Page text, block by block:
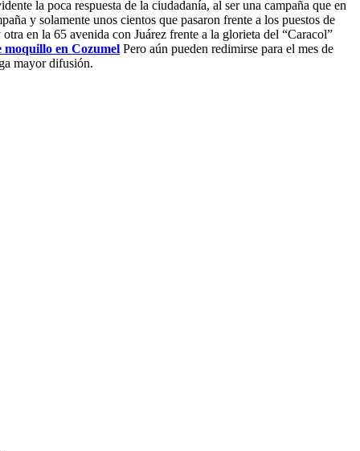
la poca respuesta de la ciudadanía, al ser una campaña que en
y solamente unos cientos que pasaron frente a los puestos de
en la 65 avenida con Juárez frente a la glorieta del “Caracol”
moquillo en Cozumel Pero aún pueden redimirse para el mes de
mayor difusión.